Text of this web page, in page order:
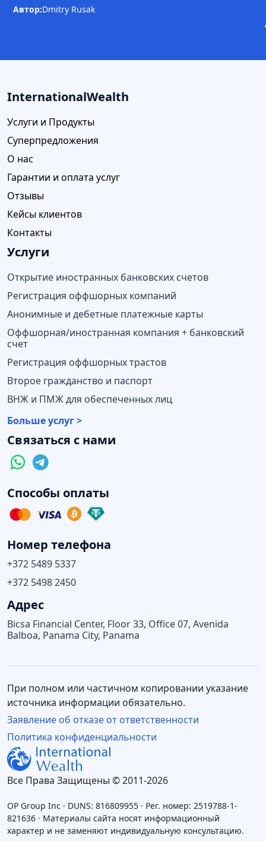
Автор:Dmitry Rusak
InternationalWealth
Услуги и Продукты
Суперпредложения
О нас
Гарантии и оплата услуг
Отзывы
Кейсы клиентов
Контакты
Услуги
Открытие иностранных банковских счетов
Регистрация оффшорных компаний
Анонимные и дебетные платежные карты
Оффшорная/иностранная компания + банковский
счет
Регистрация оффшорных трастов
Второе гражданство и паспорт
ВНЖ и ПМЖ для обеспеченных лиц
Больше услуг >
Связаться с нами
Способы оплаты
Номер телефона
+372 5489 5337
+372 5498 2450
Адрес
Bicsa Financial Center, Floor 33, Office 07, Avenida
Balboa, Panama City, Panama
Все Права Защищены © 2011-2026
Политика конфиденциальности
При полном или частичном копировании указание
источника информации обязательно.
Заявление об отказе от ответственности
OP Group Inc · DUNS: 816809955 · Рег. номер: 2519788-1-
821636 · Материалы сайта носят информационный
характер и не заменяют индивидуальную консультацию.